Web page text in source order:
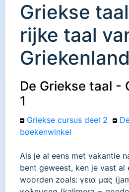
Griekse
rijke taal
Griekenland
De Griekse taal -
1
Griekse cursus deel 2
boekenwinkel
Als je al eens met vakantie
bent geweest, ken je vast al
woorden zoals: γεια μας